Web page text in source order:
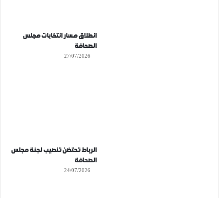
انطلاق مسار انتخابات مجلس
الصحافة
27/07/2026
الرباط تحتضن تنصيب لجنة مجلس
الصحافة
24/07/2026